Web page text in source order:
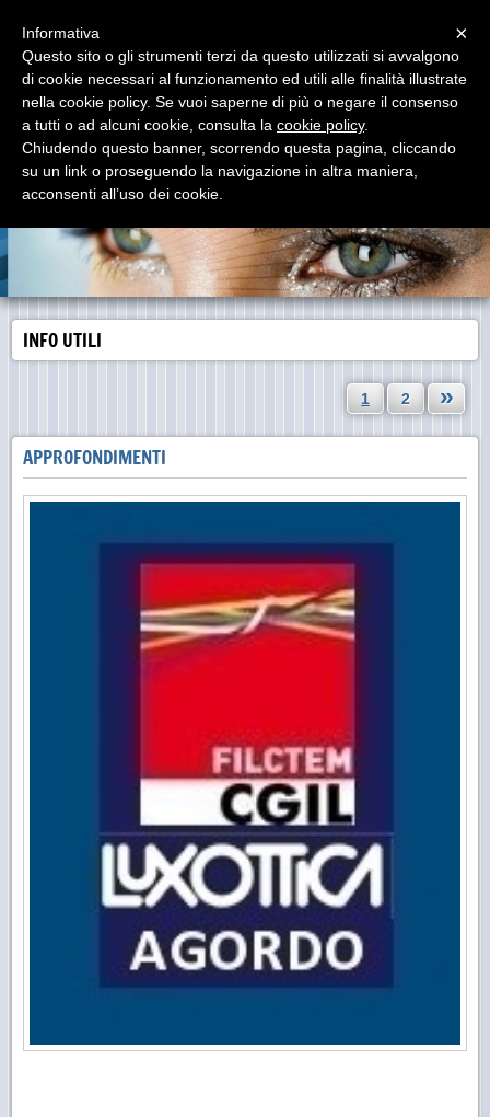
il portale dei lavoratori
LUXOTTICA AGORDO
INFO UTILI
1 2 »
APPROFONDIMENTI
×
Informativa
Questo sito o gli strumenti terzi da questo utilizzati si avvalgono
di cookie necessari al funzionamento ed utili alle finalità illustrate
nella cookie policy. Se vuoi saperne di più o negare il consenso
a tutti o ad alcuni cookie, consulta la cookie policy.
Chiudendo questo banner, scorrendo questa pagina, cliccando
su un link o proseguendo la navigazione in altra maniera,
acconsenti all’uso dei cookie.